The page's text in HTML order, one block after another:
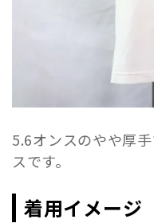
5.6オンスのやや厚
スです。
着用イメージ